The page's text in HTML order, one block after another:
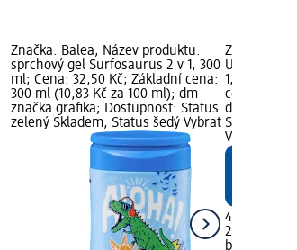
Značka: Balea; Název produktu:
sprchový gel Surfosaurus 2 v 1, 300
ml; Cena: 32,50 Kč; Základní cena:
300 ml (10,83 Kč za 100 ml); dm
značka grafika; Dostupnost: Status
zelený Skladem, Status šedý Vybrat
Značka:
Ultra
1, 250 ml;
cena: 250
dm značka
Status
Vybrat
45,50 Kč
250 ml
babylove